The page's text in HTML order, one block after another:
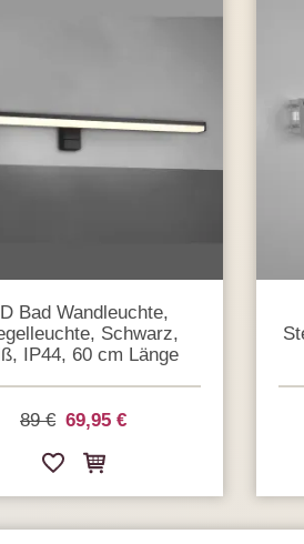
Bad Wandleuchte,
Schwarz,
IP44, 60 cm Länge
89 € 69,95 €